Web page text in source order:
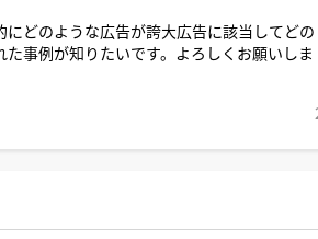
どのような広告が誇大広告に該当してどの
事例が知りたいです。よろしくお願いしま